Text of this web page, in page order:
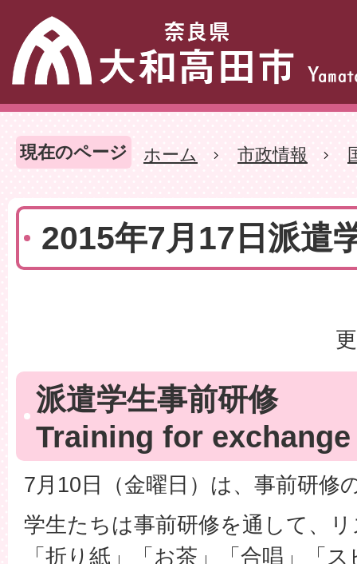
現在のページ ホーム 市政情報
2015年7月17日派遣
派遣学生事前研修
Training for
7月10日（金曜日）は、事前研修
学生たちは事前研修を通して、
「折り紙」「お茶」「合唱」「